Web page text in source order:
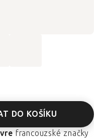
DO KOŠÍKU
francouzské značky